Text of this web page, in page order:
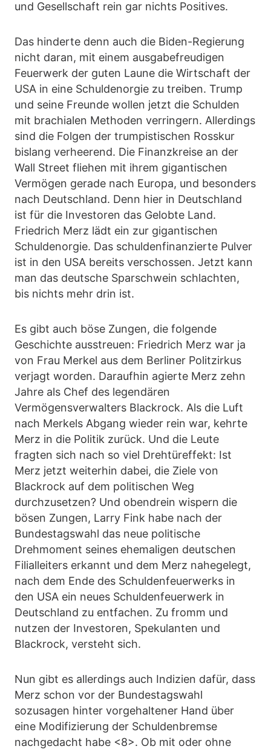
und Gesellschaft rein gar nichts Positives.
Das hinderte denn auch die Biden-Regierung
nicht daran, mit einem ausgabefreudigen
Feuerwerk der guten Laune die Wirtschaft der
USA in eine Schuldenorgie zu treiben. Trump
und seine Freunde wollen jetzt die Schulden
mit brachialen Methoden verringern. Allerdings
sind die Folgen der trumpistischen Rosskur
bislang verheerend. Die Finanzkreise an der
Wall Street fliehen mit ihrem gigantischen
Vermögen gerade nach Europa, und besonders
nach Deutschland. Denn hier in Deutschland
ist für die Investoren das Gelobte Land.
Friedrich Merz lädt ein zur gigantischen
Schuldenorgie. Das schuldenfinanzierte Pulver
ist in den USA bereits verschossen. Jetzt kann
man das deutsche Sparschwein schlachten,
bis nichts mehr drin ist.
Es gibt auch böse Zungen, die folgende
Geschichte ausstreuen: Friedrich Merz war ja
von Frau Merkel aus dem Berliner Politzirkus
verjagt worden. Daraufhin agierte Merz zehn
Jahre als Chef des legendären
Vermögensverwalters Blackrock. Als die Luft
nach Merkels Abgang wieder rein war, kehrte
Merz in die Politik zurück. Und die Leute
fragten sich nach so viel Drehtüreffekt: Ist
Merz jetzt weiterhin dabei, die Ziele von
Blackrock auf dem politischen Weg
durchzusetzen? Und obendrein wispern die
bösen Zungen, Larry Fink habe nach der
Bundestagswahl das neue politische
Drehmoment seines ehemaligen deutschen
Filialleiters erkannt und dem Merz nahegelegt,
nach dem Ende des Schuldenfeuerwerks in
den USA ein neues Schuldenfeuerwerk in
Deutschland zu entfachen. Zu fromm und
nutzen der Investoren, Spekulanten und
Blackrock, versteht sich.
Nun gibt es allerdings auch Indizien dafür, dass
Merz schon vor der Bundestagswahl
sozusagen hinter vorgehaltener Hand über
eine Modifizierung der Schuldenbremse
nachgedacht habe <8>. Ob mit oder ohne